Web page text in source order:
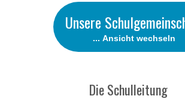
Unsere
... Ansicht wechseln
Die Schulleitung